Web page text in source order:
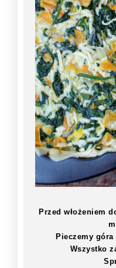
Przed włożeniem
Pieczemy góra
Wszystko